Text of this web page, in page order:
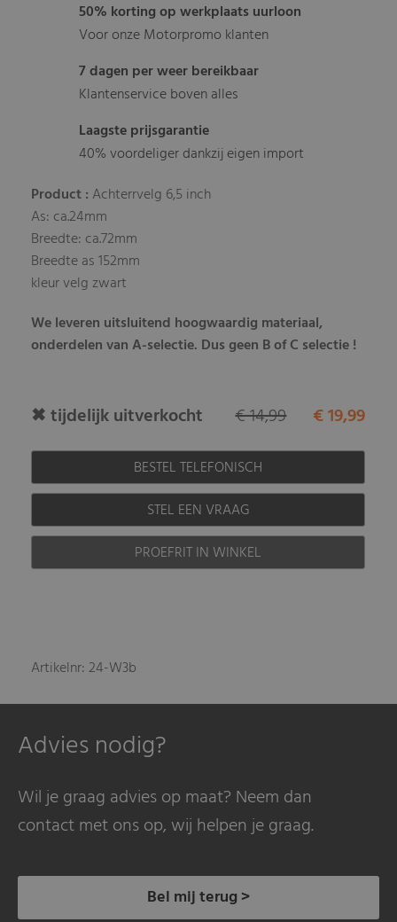
50% korting op werkplaats uurloon
Voor onze Motorpromo klanten
7 dagen per weer bereikbaar
Klantenservice boven alles
Laagste prijsgarantie
40% voordeliger dankzij eigen import
Product : Achterrvelg 6,5 inch
As: ca.24mm
Breedte: ca.72mm
Breedte as 152mm
kleur velg zwart
We leveren uitsluitend hoogwaardig materiaal,
onderdelen van A-selectie. Dus geen B of C selectie !
✖ tijdelijk uitverkocht € 19,99
€ 14,99
BESTEL TELEFONISCH
STEL EEN VRAAG
PROEFRIT IN WINKEL
Artikelnr: 24-W3b
Advies nodig?
Wil je graag advies op maat? Neem dan
contact met ons op, wij helpen je graag.
Bel mij terug >